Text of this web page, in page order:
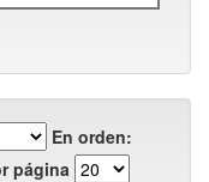
En orden:
página